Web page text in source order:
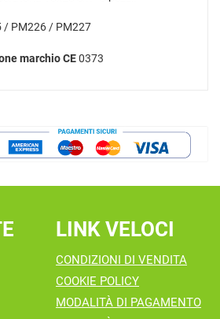
/ PM226 / PM227
marchio CE0373
LINK VELOCI
CONDIZIONI DI VENDITA
COOKIE POLICY
MODALITÀ DI PAGAMENTO